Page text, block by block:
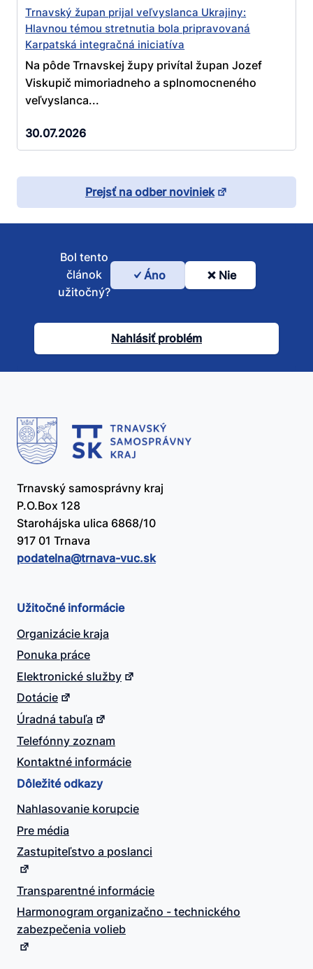
Trnavský župan prijal veľvyslanca Ukrajiny:
Hlavnou témou stretnutia bola pripravovaná
Karpatská integračná iniciatíva
Na pôde Trnavskej župy privítal župan Jozef
Viskupič mimoriadneho a splnomocneného
veľvyslanca...
30.07.2026
Prejsť na odber noviniek
Bol
článok
užitočný?
Bol tento
článok
užitočný?
Áno Nie
Nahlásiť problém
Trnavský samosprávny kraj
P.O.Box 128
Starohájska ulica 6868/10
917 01 Trnava
podatelna@​trnava-vuc.sk
Užitočné informácie
Organizácie kraja
Ponuka práce
Elektronické služby
Dotácie
Úradná tabuľa
Telefónny zoznam
Kontaktné informácie
Dôležité odkazy
Nahlasovanie korupcie
Pre média
Zastupiteľstvo a poslanci
Transparentné informácie
Harmonogram organizačno - technického
zabezpečenia volieb